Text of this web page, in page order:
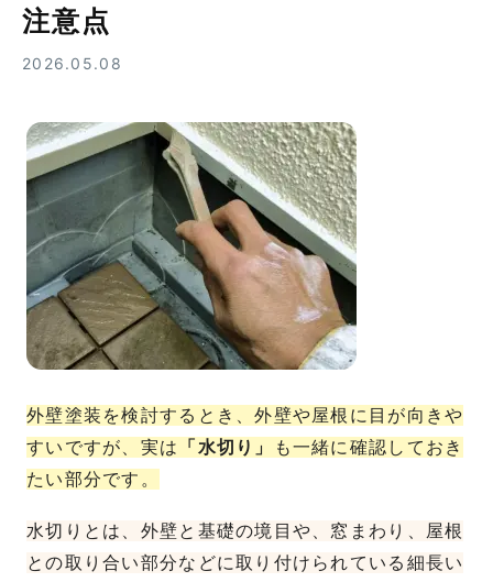
注意点
2026.05.08
外壁塗装を検討するとき、外壁や屋根に目が向きや
すいですが、実は 「水切り」
も一緒に確認しておき
たい部分です。
水切りとは、外壁と基礎の境目や、窓まわり、屋根
との取り合い部分などに取り付けられている細長い